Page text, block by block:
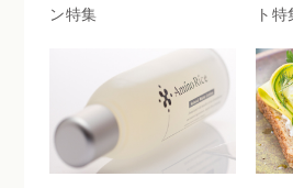
ン特集
ト特